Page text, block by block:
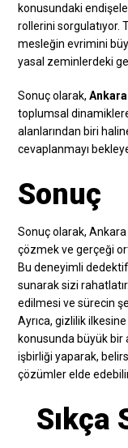
konusundaki
rollerini sorgulatıyor.
mesleğin evrimini
yasal zeminlerdeki
Sonuç olarak,
toplumsal
alanlarından biri
cevaplanmayı
Sonuç
Sonuç olarak, Ankara
çözmek ve gerçeği
Bu deneyimli
sunarak sizi
edilmesi ve sürecin
Ayrıca, gizlilik
konusunda büyük
işbirliği yaparak,
çözümler elde
Sıkça